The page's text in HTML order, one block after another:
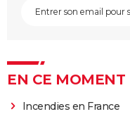
EN CE MOMENT
Incendies en France